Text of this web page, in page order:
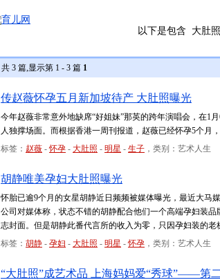
以下是包含 大肚照
共 3 篇,显示第 1 - 3 篇 1
传赵薇怀孕五月新加坡待产 大肚照曝光
今年赵薇非常意外地缺席“好姐妹”那英的跨年演唱会，在1
人独撑场面。而根据香港一周刊报道，赵薇已经怀孕5个月
标签： 赵薇 -怀孕 - 大肚照 - 明星 - 生子 ，类别：艺术人生
胡静唯美孕妇大肚照曝光
怀胎已逾9个月的女星胡静近日频频被媒体曝光，最近大马
公司对媒体称，状态不错的胡静配合他们一个高端孕妇装
志封面。但是胡静此番代言所的收入为零，只因孕妇装的老
标签： 胡静 - 孕妇 - 大肚照 - 明星 -怀孕 ，类别：艺术人生
“大肚照”成艺术品 上海妈妈爱“秀球”——第